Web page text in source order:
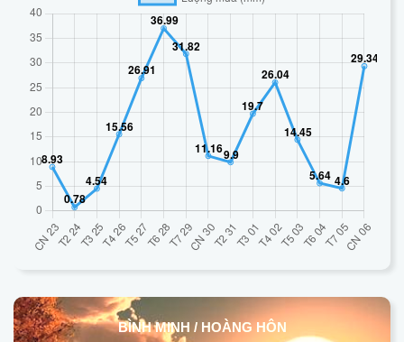
BÌNH MINH / HOÀNG HÔN